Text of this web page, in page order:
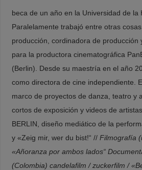
beca de un año en la Universidad de la
Paralelamente trabajó entre otras
producción, cordinadora de producción
para la productora cinematográfica
(Berlin). Desde su maestría en el año
como directora de cine independiente.
marco de proyectos de danza, teatro y
cortos de exposición y videos de
BERLIN, diseño mediático de la
y «Zeig mir, wer du bist!“ // Filmografía
«Añoranza por ambos lados“
(Colombia) candelafilm / zuckerfilm /